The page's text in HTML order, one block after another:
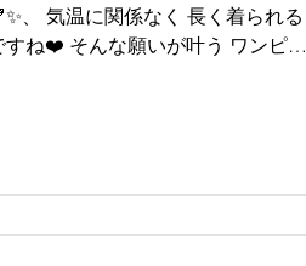
、 気温に関係なく 長く着られる
すね❤️ そんな願いが叶う ワンピー